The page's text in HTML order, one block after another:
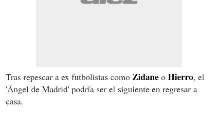
Tras repescar a ex futbolistas como Zidane o Hierro, el
'Ángel de Madrid' podría ser el siguiente en regresar a
casa.